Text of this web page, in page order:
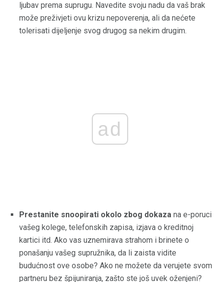
ljubav prema suprugu. Navedite svoju nadu da vaš brak
može preživjeti ovu krizu nepoverenja, ali da nećete
tolerisati dijeljenje svog drugog sa nekim drugim.
ad
Prestanite snoopirati okolo zbog dokaza na e-poruci
vašeg kolege, telefonskih zapisa, izjava o kreditnoj
kartici itd. Ako vas uznemirava strahom i brinete o
ponašanju vašeg supružnika, da li zaista vidite
budućnost ove osobe? Ako ne možete da verujete svom
partneru bez špijuniranja, zašto ste još uvek oženjeni?